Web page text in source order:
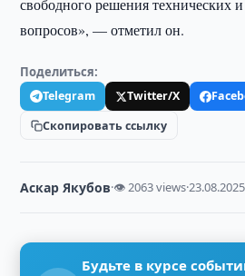
свободного решения технических
вопросов», — отметил он.
Поделиться:
Telegram Twitter/X
Скопировать ссылку
Аскар Якубов·👁 2063 views·23.08.2025
Будьте в курсе